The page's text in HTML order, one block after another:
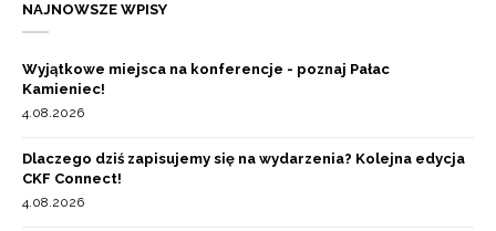
NAJNOWSZE WPISY
Wyjątkowe miejsca na konferencje - poznaj Pałac
Kamieniec!
4.08.2026
Dlaczego dziś zapisujemy się na wydarzenia? Kolejna edycja
CKF Connect!
4.08.2026